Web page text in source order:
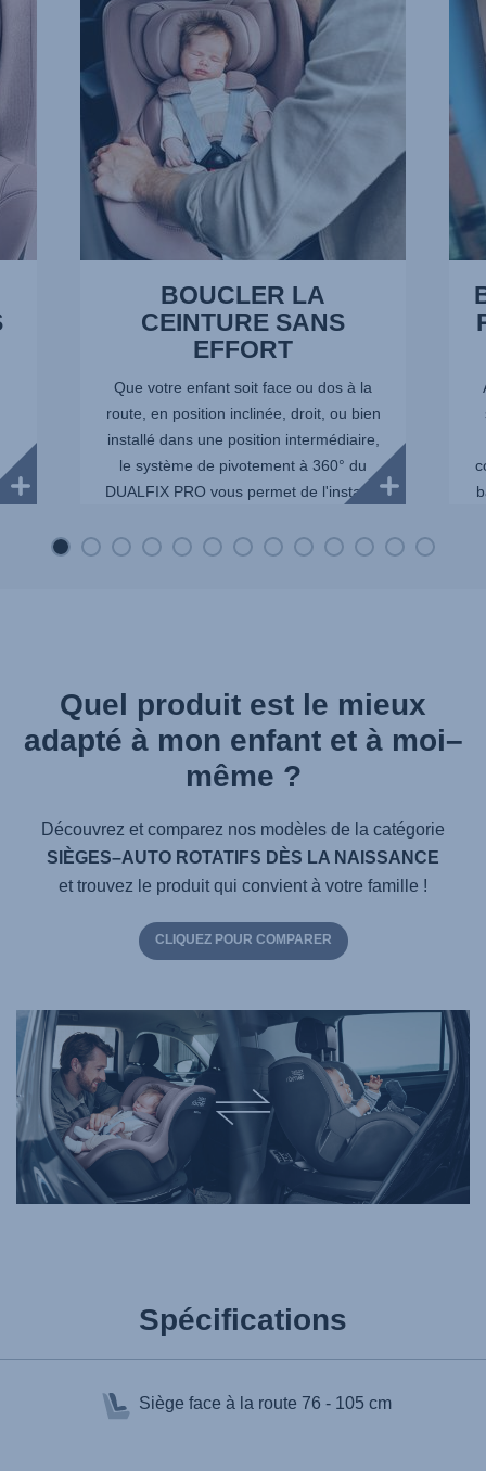
EFFORT,
BOUCLER LA
CEINTURE SANS
EFFORT
Que votre enfant soit face ou dos à la
route, en position inclinée, droit, ou bien
installé dans une position intermédiaire,
le système de pivotement à 360° du
DUALFIX PRO vous permet de l'installer
sur
13
Quel produit est le mieux
adapté à mon enfant et à moi–
même ?
Découvrez et comparez nos modèles de la catégorie
SIÈGES–AUTO ROTATIFS DÈS LA NAISSANCE
et trouvez le produit qui convient à votre famille !
CLIQUEZ POUR COMPARER
Spécifications
Siège face à la route 76 - 105 cm